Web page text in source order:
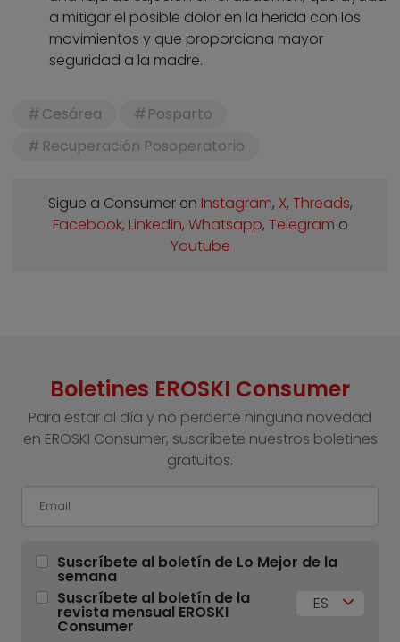
a mitigar el posible dolor en la herida con los
movimientos y que proporciona mayor
seguridad a la madre.
Cesárea
Posparto
Recuperación Posoperatorio
Sigue a Consumer en Instagram, X, Threads,
Facebook, Linkedin, Whatsapp, Telegram o
Youtube
Boletines EROSKI Consumer
Para estar al día y no perderte ninguna novedad
en EROSKI Consumer, suscríbete nuestros boletines
gratuitos.
Suscríbete al boletín de Lo Mejor de la
semana
Suscríbete al boletín de la
revista mensual EROSKI
Consumer
ES